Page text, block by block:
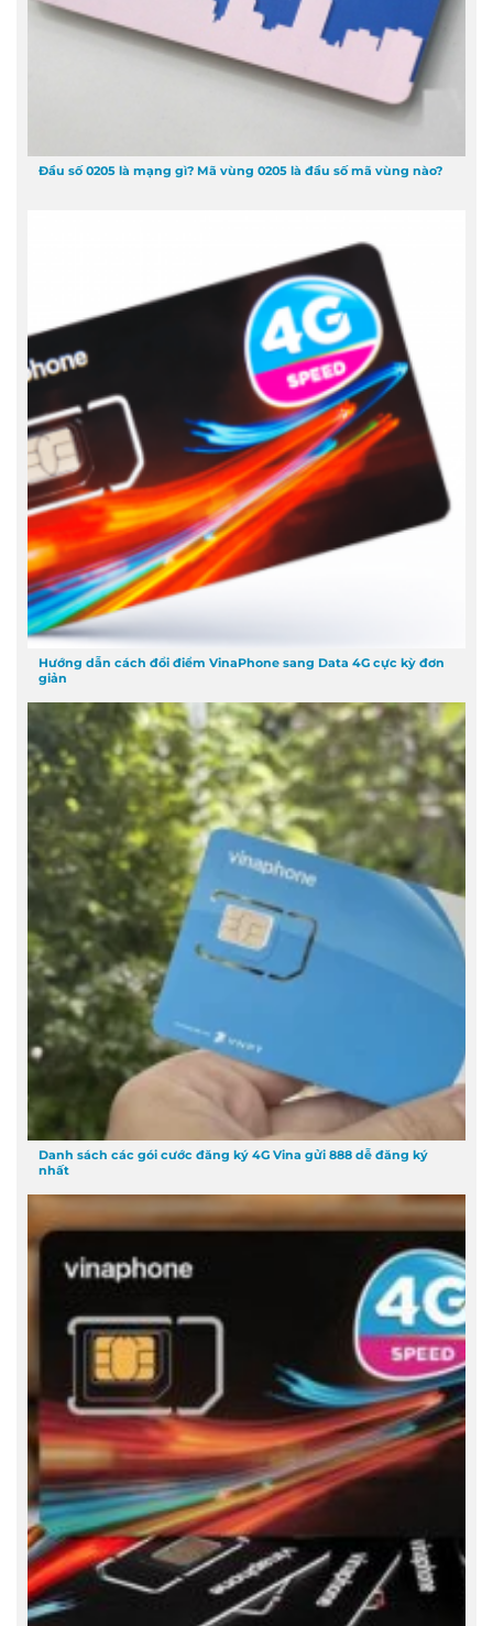
Đầu số 0205 là mạng gì? Mã vùng 0205 là đầu số mã vùng nào?
Hướng dẫn cách đổi điểm VinaPhone sang Data 4G cực kỳ đơn
giản
Danh sách các gói cước đăng ký 4G Vina gửi 888 dễ đăng ký
nhất